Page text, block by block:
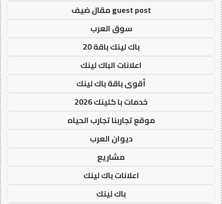
guest post مقال ضيف
سوق العرب
باك لينك باقة 20
اعلانات الباك لينك
أقوى باقة باك لينك
خدمات با كلينك 2026
موقع تجاربنا تجارب الحياه
ديوان العرب
مشاريع
اعلانات باك لينك
باك لينك